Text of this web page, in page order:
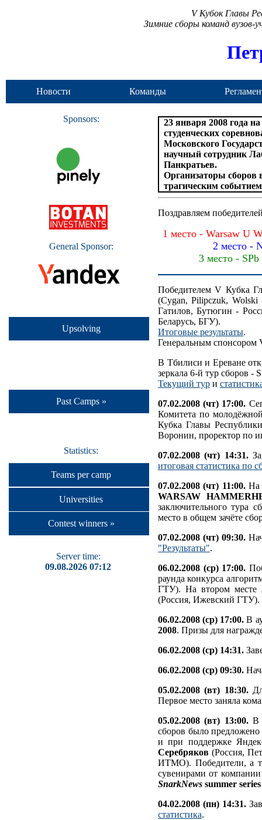
V Кубок Главы
Зимние сборы команд
Новости Команды
Sponsors:
General Sponsor:
Upsolving
Past Camps »
Statistics:
Teams per camp
Universities
Contest winners »
Server time:
09.08.2026 07:12
23 января 2008 года
студенческих
Московского
научный сотрудник
Панкратьев.
Организаторы сборов
трагическим
Поздравляем
1 место - Warsaw U
2 место -
3 место -
Победителем V Кубка
(Cygan, Pilipczuk,
Гатилов, Бутюгин -
Беларусь, БГУ).
Итоговые результаты.
Генеральным спонсором
В Тбилиси и Ереване
зеркала 6-й тур сборов -
Текущий тур и
07.02.2008 (чт) 17:00.
Комитета по
Кубка Главы
Воронин, проректор по
07.02.2008 (чт) 14:31.
итоговая статистика по
07.02.2008 (чт) 11:00.На
WARSAW
заключительного тура
место в общем зачёте
07.02.2008 (чт) 09:30.
"Результаты".
06.02.2008 (ср) 17:00.
раунда конкурса
ГТУ). На втором месте
(Россия, Ижевский ГТУ).
06.02.2008 (ср) 17:00. В
2008. Призы для
06.02.2008 (ср) 14:31.
06.02.2008 (ср) 09:30.
05.02.2008 (вт) 18:30.
Первое место заняла
05.02.2008 (вт) 13:00.В
сборов было
и при поддержке
Серебряков (Россия,
ИТМО). Победители, а
сувенирами от
SnarkNews summer
04.02.2008 (пн) 14:31.
статистика.